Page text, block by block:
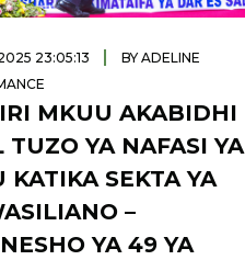
23:05:13 |
BY ADELINE
MKUU AKABIDHI
TUZO YA NAFASI YA
KATIKA SEKTA YA
–
YA 49 YA